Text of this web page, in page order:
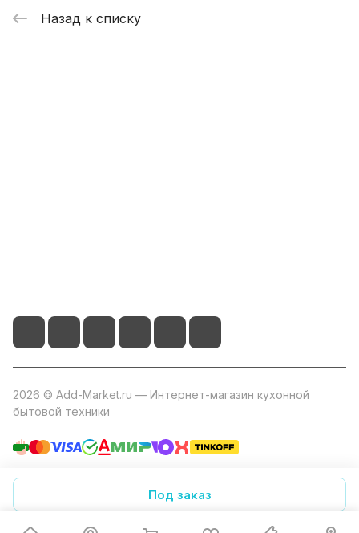
Под заказ
Назад к списку
2026 © Add-Market.ru — Интернет-магазин кухонной
бытовой техники
Конфиденциальность